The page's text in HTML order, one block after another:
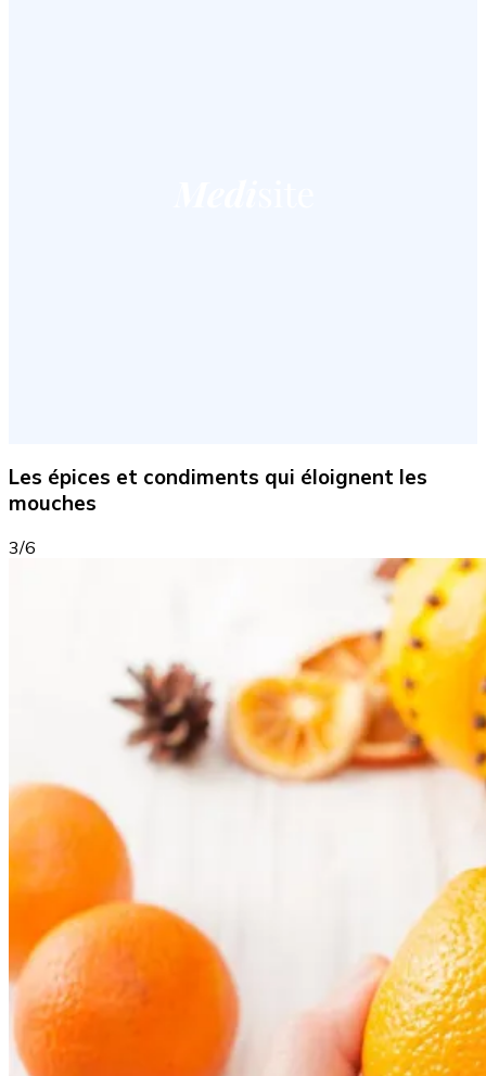
Les épices et condiments qui éloignent les
mouches
3/6